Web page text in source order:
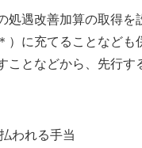
処遇改善加算の取得を
）に充てることなど
ことなどから、先行
われる手当